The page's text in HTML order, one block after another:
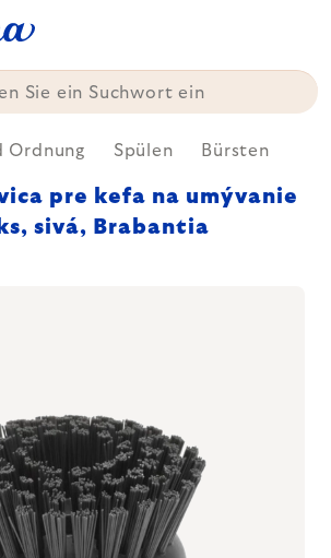
Ordnung Spülen Bürsten
pre kefa na umývanie
sivá, Brabantia